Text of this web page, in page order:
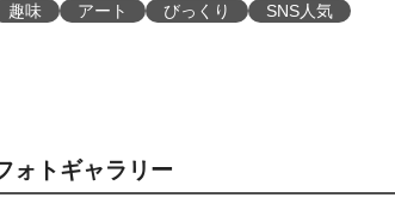
趣味 アート びっくり SNS人気
ォトギャラリー